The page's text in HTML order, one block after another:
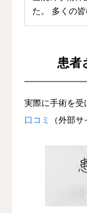
た。 多くの
患者
実際に手術を受
口コミ
（外部